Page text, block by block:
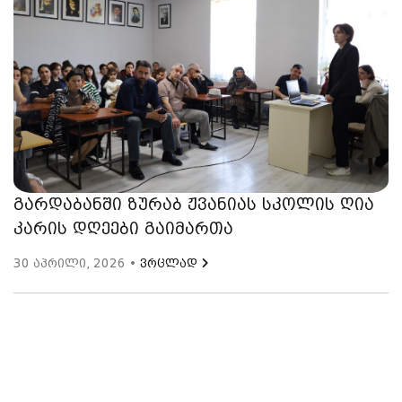
გარდაბანში ზურაბ ჟვანიას სკოლის ღია
კარის დღეები გაიმართა
30 აპრილი, 2026 • ვრცლად